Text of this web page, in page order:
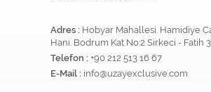
Adres : Hobyar Mahallesi. Hamidiye
Hanı. Bodrum Kat No:2 Sirkeci - Fatih
Telefon : +90 212 513 16 67
E-Mail : info@uzayexclusive.com